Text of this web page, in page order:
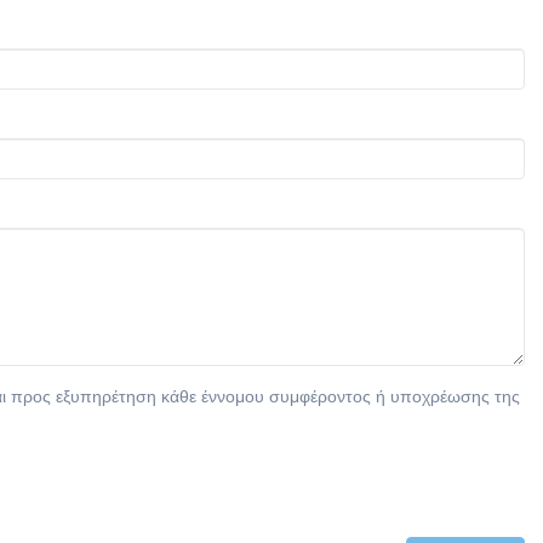
προς εξυπηρέτηση κάθε έννομου συμφέροντος ή υποχρέωσης της